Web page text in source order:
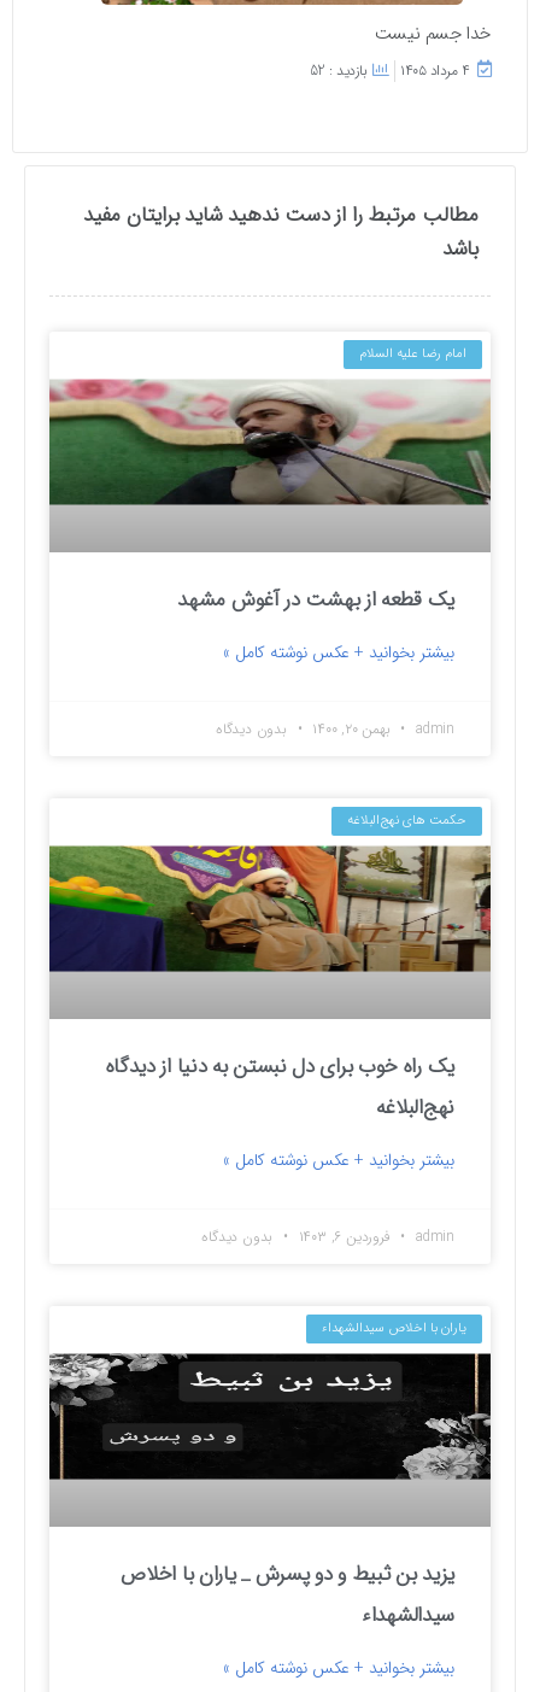
خدا جسم نیست
۴ مرداد ۱۴۰۵ بازدید : 52
مطالب مرتبط را از دست ندهید شاید برایتان مفید
باشد
امام رضا علیه السلام
یک قطعه از بهشت در آغوش مشهد
بیشتر بخوانید + عکس نوشته کامل »
admin بهمن ۲۰, ۱۴۰۰ بدون دیدگاه
حکمت های نهج‌البلاغه
یک راه خوب برای دل نبستن به دنیا از دیدگاه
نهج‌البلاغه
بیشتر بخوانید + عکس نوشته کامل »
admin فروردین ۶, ۱۴۰۳ بدون دیدگاه
یاران با اخلاص سیدالشهداء
یزید بن ثبیط و دو پسرش _ یاران با اخلاص
سیدالشهداء
بیشتر بخوانید + عکس نوشته کامل »